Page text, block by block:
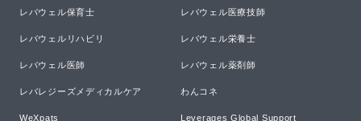
レバウェル保育士 レバウェル医療技師
レバウェルリハビリ レバウェル栄養士
レバウェル医師 レバウェル薬剤師
レバレジーズメディカルケア わんコネ
WeXpats Leverages Global Support